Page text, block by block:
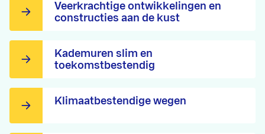
Veerkrachtige ontwikkelingen en
constructies aan de kust
Kademuren slim en
toekomstbestendig
Klimaatbestendige wegen